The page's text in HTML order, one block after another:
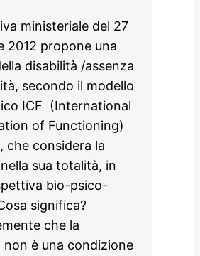
ministeriale del 27
2012 propone una
disabilità /assenza
secondo il modello
ICF (International
of Functioning)
che considera la
sua totalità, in
bio-psico-
significa?
che la
non è una condizione